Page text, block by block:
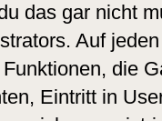
das gar nicht
Auf
die
Eintritt in